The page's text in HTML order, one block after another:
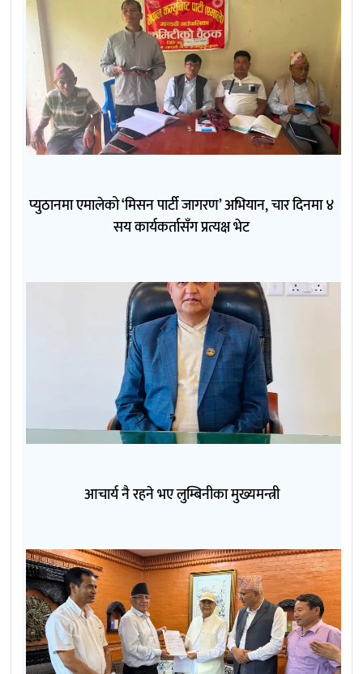
प्युठानमा एमालेको ‘मिसन पार्टी जागरण’ अभियान, चार दिनमा ४
सय कार्यकर्तासँग प्रत्यक्ष भेट
आचार्य नै रहने भए लुम्बिनीका मुख्यमन्त्री